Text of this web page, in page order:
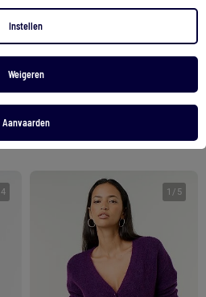
Instellen
Weigeren
Aanvaarden
Bekijk product
2 kleuren
4 1 / 5